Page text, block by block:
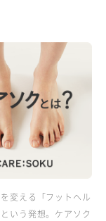
変える「フットヘル
いう発想。ケアソク